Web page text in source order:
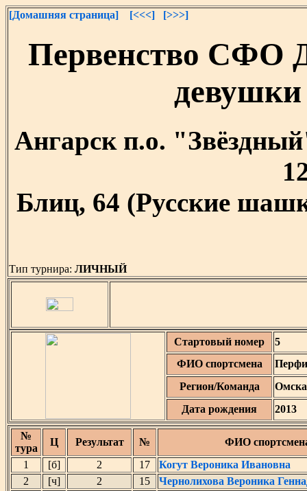
[Домашняя страница] [<<<] [>>>]
Первенство СФО
Ангарск п.о.
Блиц, 64 (Русские
Тип турнира: ЛИЧНЫЙ
Стартовый номер
5
ФИО спортсмена
Регион/Команда
Дата рождения
2013
№
тура
Ц Результат №
ФИО
1
[б] 2 17
Когут Вероника Ивановна
2
[ч] 2 15
Чернолихова Вероника